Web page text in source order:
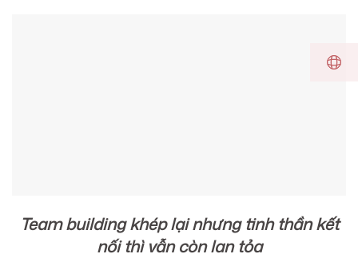
Team building khép lại nhưng tinh thần kết
nối thì vẫn còn lan tỏa